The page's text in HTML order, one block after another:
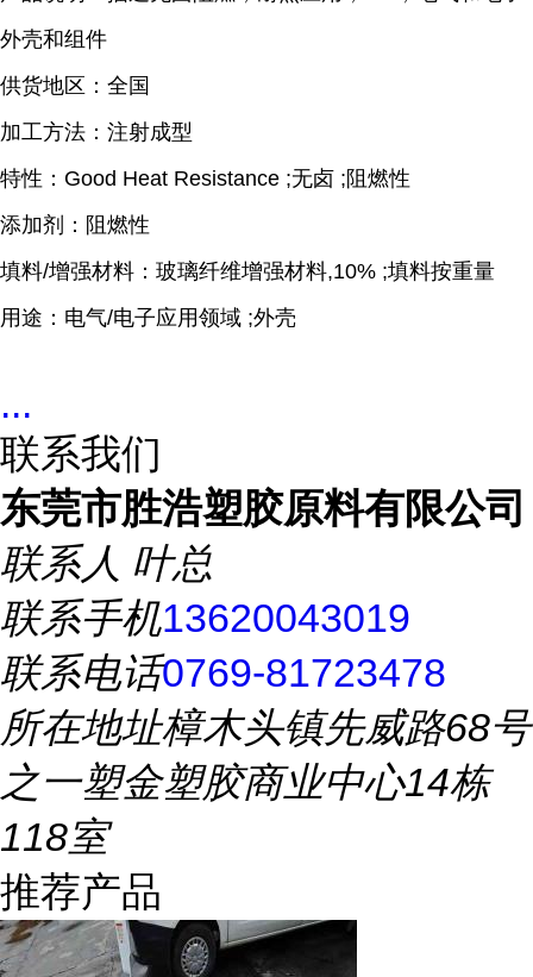
外壳和组件
供货地区：全国
加工方法：注射成型
特性：Good Heat Resistance ;无卤 ;阻燃性
添加剂：阻燃性
填料/增强材料：玻璃纤维增强材料,10% ;填料按重量
用途：电气/电子应用领域 ;外壳
...
联系我们
东莞市胜浩塑胶原料有限公司
联系人 叶总
联系手机13620043019
联系电话0769-81723478
所在地址樟木头镇先威路68号
之一塑金塑胶商业中心14栋
118室
推荐产品